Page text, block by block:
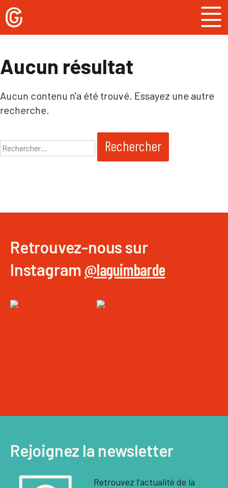
Skip
to
content
Aucun résultat
Aucun contenu n'a été trouvé. Essayez une autre
recherche.
Rechercher :
Retrouvez-nous sur
Instagram @laguimbarde
Rejoignez la newsletter
Retrouvez l'actualité de la